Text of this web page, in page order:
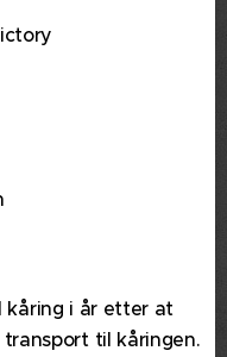
kåring i år etter at
til kåringen.